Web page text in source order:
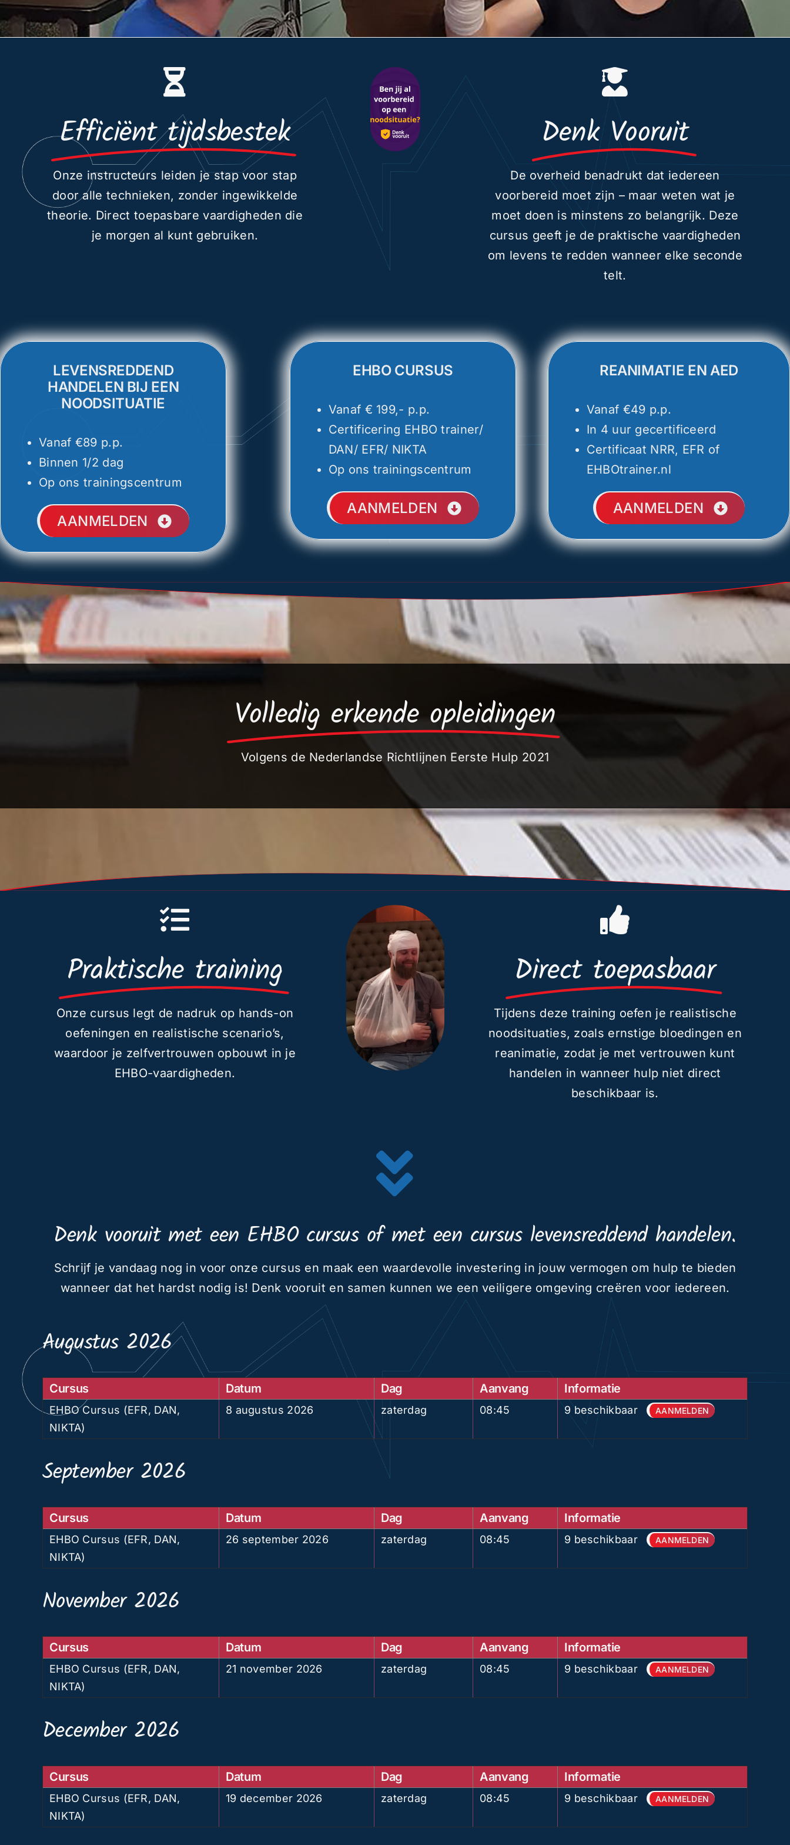
Efficiënt tijdsbestek
Onze instructeurs leiden je stap voor stap
door alle technieken, zonder ingewikkelde
theorie. Direct toepasbare vaardigheden die
je morgen al kunt gebruiken.
Denk Vooruit
De overheid benadrukt dat iedereen
voorbereid moet zijn – maar weten wat je
moet doen is minstens zo belangrijk. Deze
cursus geeft je de praktische vaardigheden
om levens te redden wanneer elke seconde
telt.
LEVENSREDDEND
HANDELEN BIJ EEN
NOODSITUATIE
Vanaf €89 p.p.
Binnen 1/2 dag
Op ons trainingscentrum
AANMELDEN
EHBO CURSUS
Vanaf € 199,- p.p.
Certificering EHBO trainer/
DAN/ EFR/ NIKTA
Op ons trainingscentrum
AANMELDEN
REANIMATIE EN AED
Vanaf €49 p.p.
In 4 uur gecertificeerd
Certificaat NRR, EFR of
EHBOtrainer.nl
AANMELDEN
Volledig erkende opleidingen
Volgens de Nederlandse Richtlijnen Eerste Hulp 2021
Praktische training
Onze cursus legt de nadruk op hands-on
oefeningen en realistische scenario’s,
waardoor je zelfvertrouwen opbouwt in je
EHBO-vaardigheden.
Direct toepasbaar
Tijdens deze training oefen je realistische
noodsituaties, zoals ernstige bloedingen en
reanimatie, zodat je met vertrouwen kunt
handelen in wanneer hulp niet direct
beschikbaar is.
Denk vooruit met een EHBO cursus of met een cursus levensreddend handelen.
Schrijf je vandaag nog in voor onze cursus en maak een waardevolle investering in jouw vermogen om hulp te bieden
wanneer dat het hardst nodig is! Denk vooruit en samen kunnen we een veiligere omgeving creëren voor iedereen.
Augustus 2026
Cursus Datum Dag Aanvang Informatie
EHBO Cursus (EFR, DAN,
NIKTA)
8 augustus 2026 zaterdag 08:45 9 beschikbaar AANMELDEN
September 2026
Cursus Datum Dag Aanvang Informatie
EHBO Cursus (EFR, DAN,
NIKTA)
26 september 2026 zaterdag 08:45 9 beschikbaar AANMELDEN
November 2026
Cursus Datum Dag Aanvang Informatie
EHBO Cursus (EFR, DAN,
NIKTA)
21 november 2026 zaterdag 08:45 9 beschikbaar AANMELDEN
December 2026
Cursus Datum Dag Aanvang Informatie
EHBO Cursus (EFR, DAN,
NIKTA)
19 december 2026 zaterdag 08:45 9 beschikbaar AANMELDEN